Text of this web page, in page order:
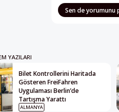
Sen de yorumunu
YAZILARI
Bilet Kontrollerini Haritada
Gösteren FreiFahren
Uygulaması Berlin’de
Tartışma Yarattı
ALMANYA